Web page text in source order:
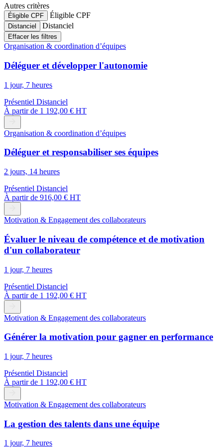
Autres critères
Éligible CPF Éligible CPF
Distanciel Distanciel
Effacer les filtres
Organisation & coordination d’équipes
Déléguer et développer l'autonomie
1 jour, 7 heures
Présentiel Distanciel
À partir de 1 192,00 € HT
Organisation & coordination d’équipes
Déléguer et responsabiliser ses équipes
2 jours, 14 heures
Présentiel Distanciel
À partir de 916,00 € HT
Motivation & Engagement des collaborateurs
Évaluer le niveau de compétence et de motivation
d'un collaborateur
1 jour, 7 heures
Présentiel Distanciel
À partir de 1 192,00 € HT
Motivation & Engagement des collaborateurs
Générer la motivation pour gagner en performance
1 jour, 7 heures
Présentiel Distanciel
À partir de 1 192,00 € HT
Motivation & Engagement des collaborateurs
La gestion des talents dans une équipe
1 jour, 7 heures